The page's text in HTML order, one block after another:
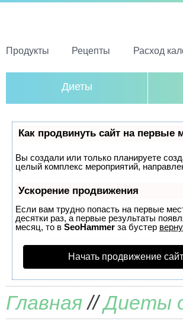
Продукты Рецепты Расход
Диеты
Как продвинуть сайт на первые
Вы создали или только планируете
целый комплекс мероприятий,
Ускорение продвижения
Если вам трудно попасть на первые
десятки раз, а первые результаты
месяц, то в SeoHammer за бустер
Начать продвижение
Главная//Диеты